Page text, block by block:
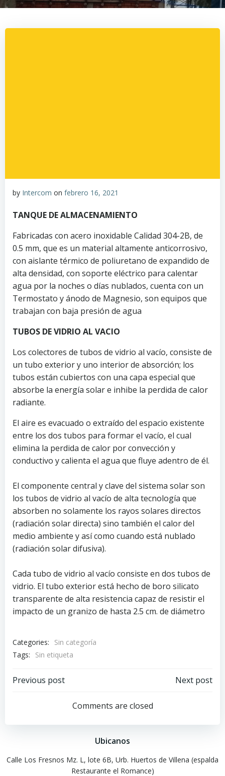
by Intercom on febrero 16, 2021
TANQUE DE ALMACENAMIENTO
Fabricadas con acero inoxidable Calidad 304-2B, de
0.5 mm, que es un material altamente anticorrosivo,
con aislante térmico de poliuretano de expandido de
alta densidad, con soporte eléctrico para calentar
agua por la noches o días nublados, cuenta con un
Termostato y ánodo de Magnesio, son equipos que
trabajan con baja presión de agua
TUBOS DE VIDRIO AL VACIO
Los colectores de tubos de vidrio al vacío, consiste de
un tubo exterior y uno interior de absorción; los
tubos están cubiertos con una capa especial que
absorbe la energía solar e inhibe la perdida de calor
radiante.
El aire es evacuado o extraído del espacio existente
entre los dos tubos para formar el vacío, el cual
elimina la perdida de calor por convección y
conductivo y calienta el agua que fluye adentro de él.
El componente central y clave del sistema solar son
los tubos de vidrio al vacío de alta tecnología que
absorben no solamente los rayos solares directos
(radiación solar directa) sino también el calor del
medio ambiente y así como cuando está nublado
(radiación solar difusiva).
Cada tubo de vidrio al vacío consiste en dos tubos de
vidrio. El tubo exterior está hecho de boro silicato
transparente de alta resistencia capaz de resistir el
impacto de un granizo de hasta 2.5 cm. de diámetro
Categories:
Sin categoría
Tags:
Sin etiqueta
Navegación
las
entradas
Previous post
Navegación
por
las
entradas
Next post
Comments are closed
Ubicanos
Calle Los Fresnos Mz. L, lote 6B, Urb. Huertos de Villena (espalda
Restaurante el Romance)